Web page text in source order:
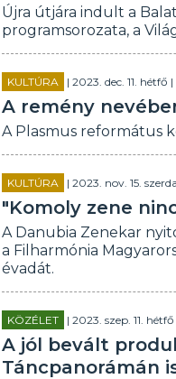
Újra útjára indult a
programsorozata, a
KULTÚRA | 2023. dec. 11. hétfő |
A remény
A Plasmus református
KULTÚRA | 2023. nov. 15.
"Komoly zene
A Danubia Zenekar
a Filharmónia
évadát.
KÖZÉLET | 2023. szep. 11.
A jól bevált
Táncpanorámán